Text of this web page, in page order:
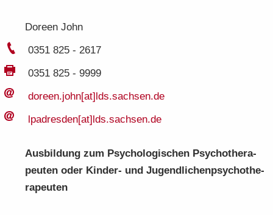
Do­reen John
0351 825 - 2617
0351 825 - 9999
do­reen.​john[at]lds.​sachsen.​de
lp­adres­den[at]lds.​sachsen.​de
Aus­bil­dung zum Psy­cho­lo­gi­schen Psy­cho­the­ra­
peu­ten oder Kinder-​ und Ju­gend­li­chen­psy­cho­the­
ra­peu­ten